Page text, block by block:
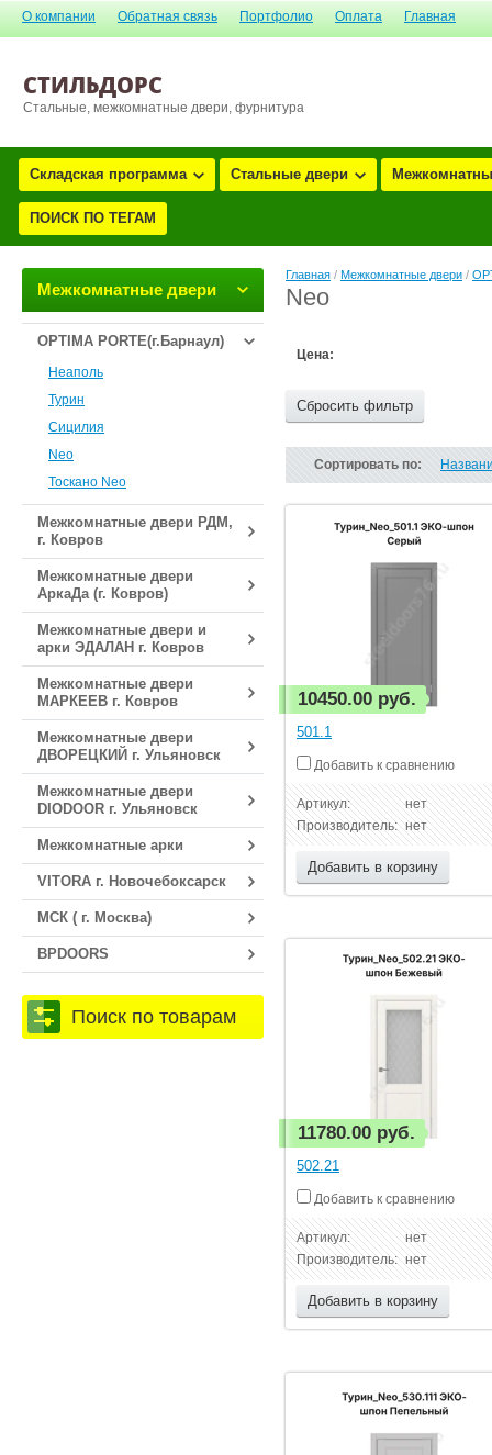
О компании Обратная связь Портфолио Оплата Главная
СТИЛЬДОРС
Стальные, межкомнатные двери, фурнитура
Складская программа Стальные двери
ПОИСК ПО ТЕГАМ
Межкомнатные двери
OPTIMA PORTE(г.Барнаул)
Неаполь
Турин
Сицилия
Neo
Тоскано Neo
Межкомнатные двери РДМ,
г. Ковров
Межкомнатные двери
АркаДа (г. Ковров)
Межкомнатные двери и
арки ЭДАЛАН г. Ковров
Межкомнатные двери
МАРКЕЕВ г. Ковров
Межкомнатные двери
ДВОРЕЦКИЙ г. Ульяновск
Межкомнатные двери
DIODOOR г. Ульяновск
Межкомнатные арки
VITORA г. Новочебоксарск
МСК ( г. Москва)
BPDOORS
Поиск по товарам
Главная / Межкомнатные двери /
Neo
Цена:
Сбросить фильтр
Сортировать по:
10450.00 руб.
501.1
Добавить к сравнению
Артикул:
нет
Производитель: нет
Добавить в корзину
11780.00 руб.
502.21
Добавить к сравнению
Артикул:
нет
Производитель: нет
Добавить в корзину